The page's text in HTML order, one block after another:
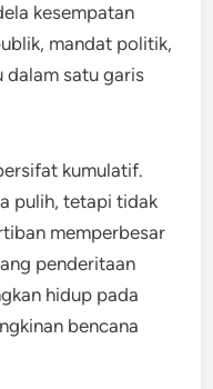
kesempatan
mandat politik,
dalam satu garis
kumulatif.
pulih, tetapi tidak
memperbesar
penderitaan
hidup pada
bencana